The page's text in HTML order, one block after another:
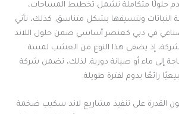
حلولًا متكاملة تشمل تخطيط المساحات،
النباتات وتنسيقها بشكل متناسق. كذلك، تأتي
في دبي كعنصر أساسي ضمن حلول اللاند
إذ يضفي هذا النوع من العشب لمسة
إلى ماء أو صيانة دورية. لذلك، تضمن شركة
رائعًا يدوم لفترة طويلة.
القدرة على تنفيذ مشاريع لاند سكيب ضخمة